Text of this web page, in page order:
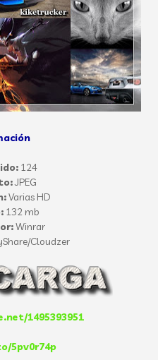
124
JPEG
Varias HD
132 mb
Winrar
Cloudzer
1495393951
5pv0r74p